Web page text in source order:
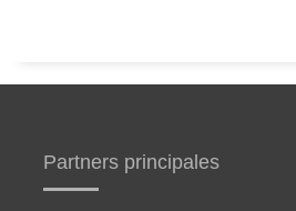
Partners principales